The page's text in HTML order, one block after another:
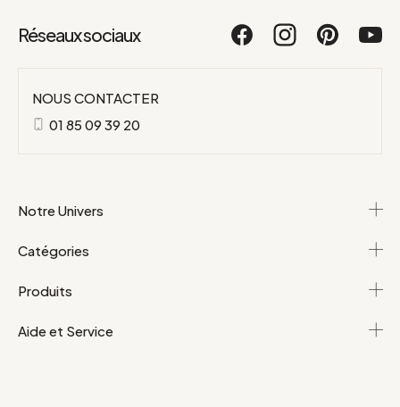
Réseaux sociaux
NOUS CONTACTER
01 85 09 39 20
Notre Univers
Catégories
Produits
Aide et Service